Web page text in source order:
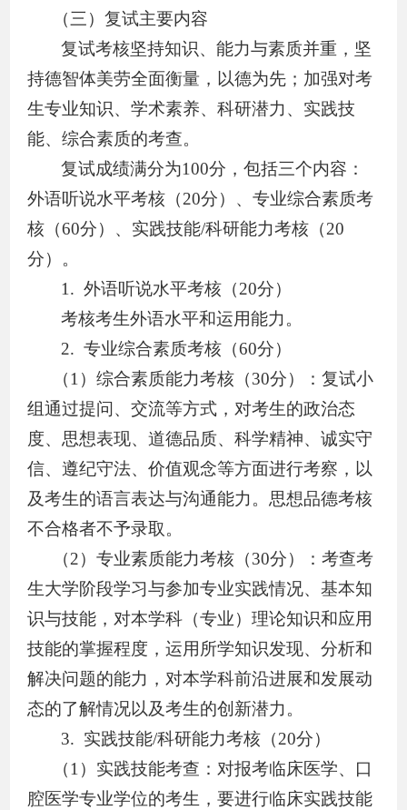
（三）复试主要内容
复试考核坚持知识、能力与素质并重，坚
持德智体美劳全面衡量，以德为先；加强对考
生专业知识、学术素养、科研潜力、实践技
能、综合素质的考查。
复试成绩满分为100分，包括三个内容：
外语听说水平考核（20分）、专业综合素质考
核（60分）、实践技能/科研能力考核（20
分）。
1. 外语听说水平考核（20分）
考核考生外语水平和运用能力。
2. 专业综合素质考核（60分）
（1）综合素质能力考核（30分）：复试小
组通过提问、交流等方式，对考生的政治态
度、思想表现、道德品质、科学精神、诚实守
信、遵纪守法、价值观念等方面进行考察，以
及考生的语言表达与沟通能力 。思想品德考核
不合格者不予录取。
（2）专业素质能力考核（30分）：考查考
生大学阶段学习与参加专业实践情况、基本知
识与技能，对本学科（专业）理论知识和应用
技能的掌握程度，运用所学知识发现、分析和
解决问题的能力，对本学科前沿进展和发展动
态的了解情况以及考生的创新潜力。
3. 实践技能/科研能力考核（20分）
（1）实践技能考查：对报考临床医学、口
腔医学专业学位的考生，要进行临床实践技能